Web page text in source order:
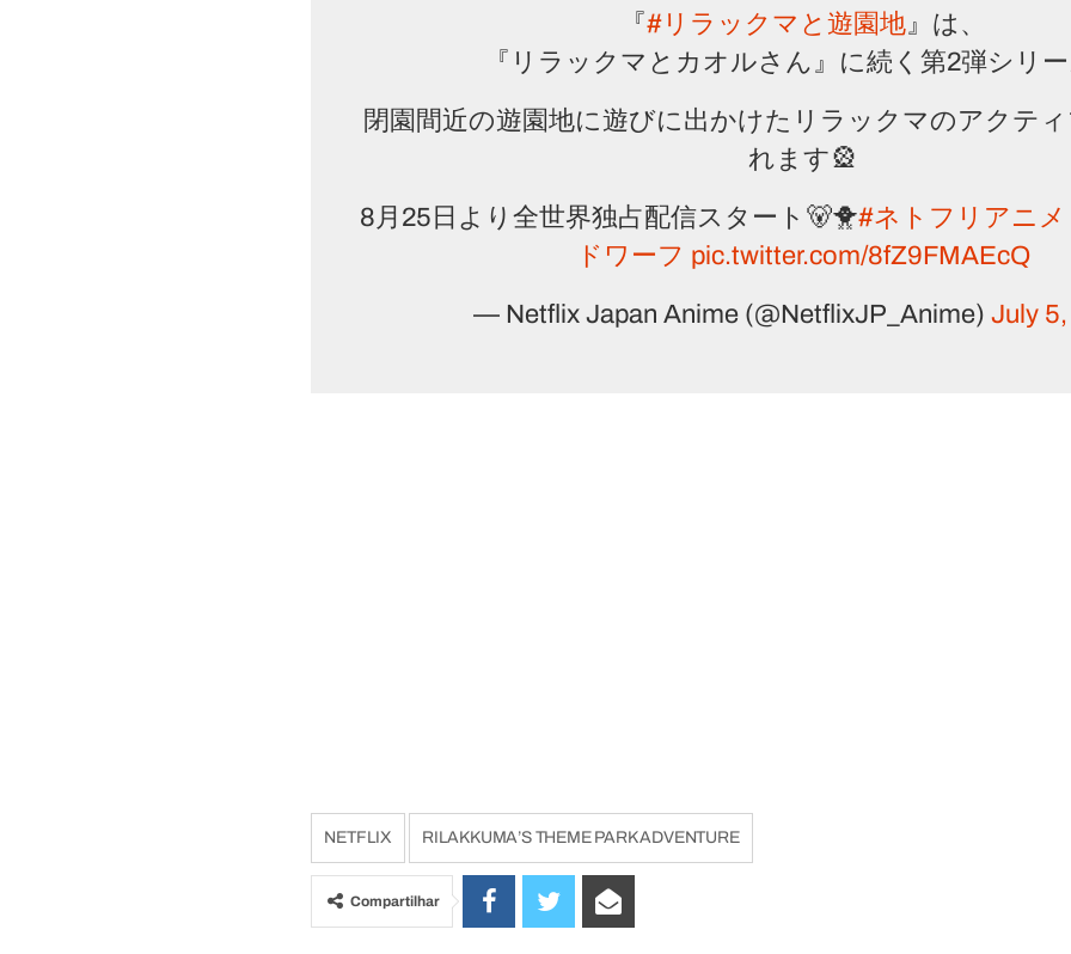
『#リラックマと遊園地』は、
『リラックマとカオルさん』に続く第2弾シリー
閉園間近の遊園地に遊びに出かけたリラックマのアクテ
れます🎡
8月25日より全世界独占配信スタート🐻🐥#ネトフリアニメ
ドワーフ pic.twitter.com/8fZ9FMAEcQ
— Netflix Japan Anime (@NetflixJP_Anime)July
NETFLIX RILAKKUMA’S THEME PARK ADVENTURE
Compartilhar